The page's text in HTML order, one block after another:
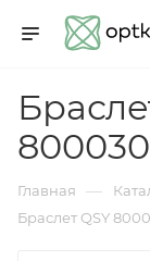
Главная —
Браслет QSY